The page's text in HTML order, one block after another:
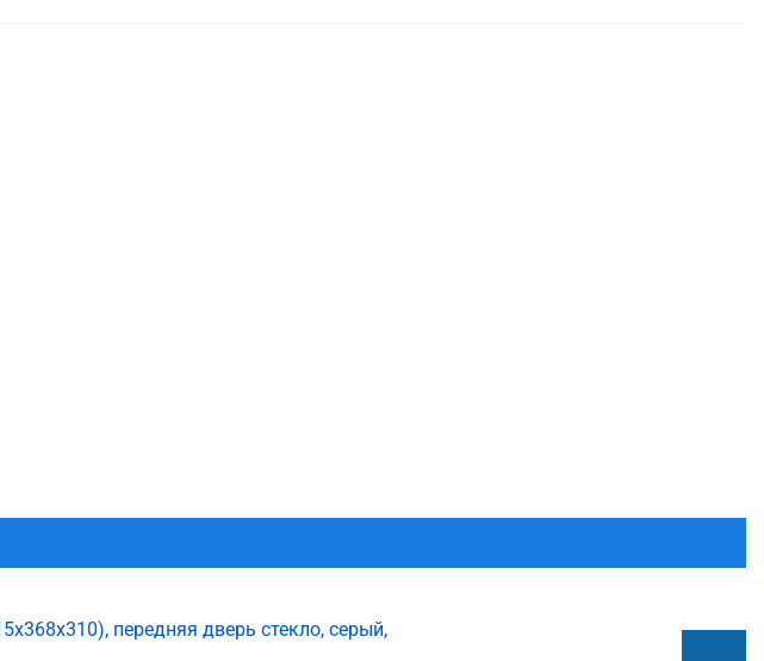
передняя дверь стекло, серый,